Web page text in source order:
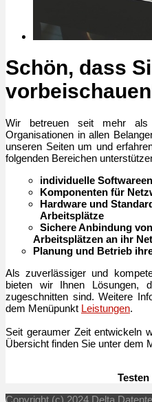
Schön, dass
Wir betreuen seit mehr als
Organisationen in allen
unseren Seiten um und
folgenden Bereichen
individuelle
Komponenten für
Hardware und
Arbeitsplätze
Sichere Anbindung
Arbeitsplätzen an ihr
Planung und Betrieb
Als zuverlässiger und
bieten wir Ihnen Lösungen,
zugeschnitten sind. Weitere
dem Menüpunkt Leistungen.
Seit geraumer Zeit entwickeln
Übersicht finden Sie unter dem